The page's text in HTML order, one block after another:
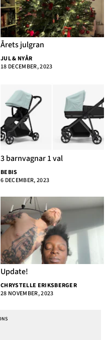
Årets julgran
JUL & NYÅR
18 DECEMBER, 2023
3 barnvagnar 1 val
BEBIS
6 DECEMBER, 2023
Update!
CHRYSTELLE ERIKSBERGER
28 NOVEMBER, 2023